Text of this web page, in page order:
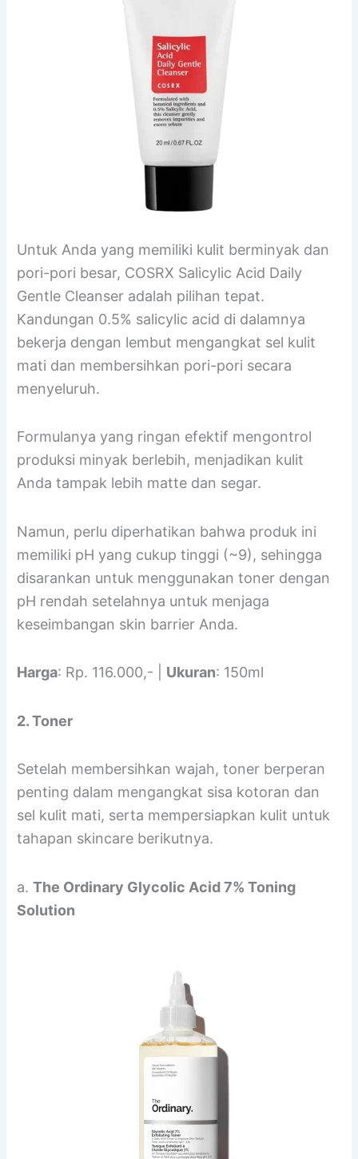
Untuk Anda yang memiliki kulit berminyak dan
pori-pori besar, COSRX Salicylic Acid Daily
Gentle Cleanser adalah pilihan tepat.
Kandungan 0.5% salicylic acid di dalamnya
bekerja dengan lembut mengangkat sel kulit
mati dan membersihkan pori-pori secara
menyeluruh.
Formulanya yang ringan efektif mengontrol
produksi minyak berlebih, menjadikan kulit
Anda tampak lebih matte dan segar.
Namun, perlu diperhatikan bahwa produk ini
memiliki pH yang cukup tinggi (~9), sehingga
disarankan untuk menggunakan toner dengan
pH rendah setelahnya untuk menjaga
keseimbangan skin barrier Anda.
Harga: Rp. 116.000,- | Ukuran: 150ml
2. Toner
Setelah membersihkan wajah, toner berperan
penting dalam mengangkat sisa kotoran dan
sel kulit mati, serta mempersiapkan kulit untuk
tahapan skincare berikutnya.
a. The Ordinary Glycolic Acid 7% Toning
Solution